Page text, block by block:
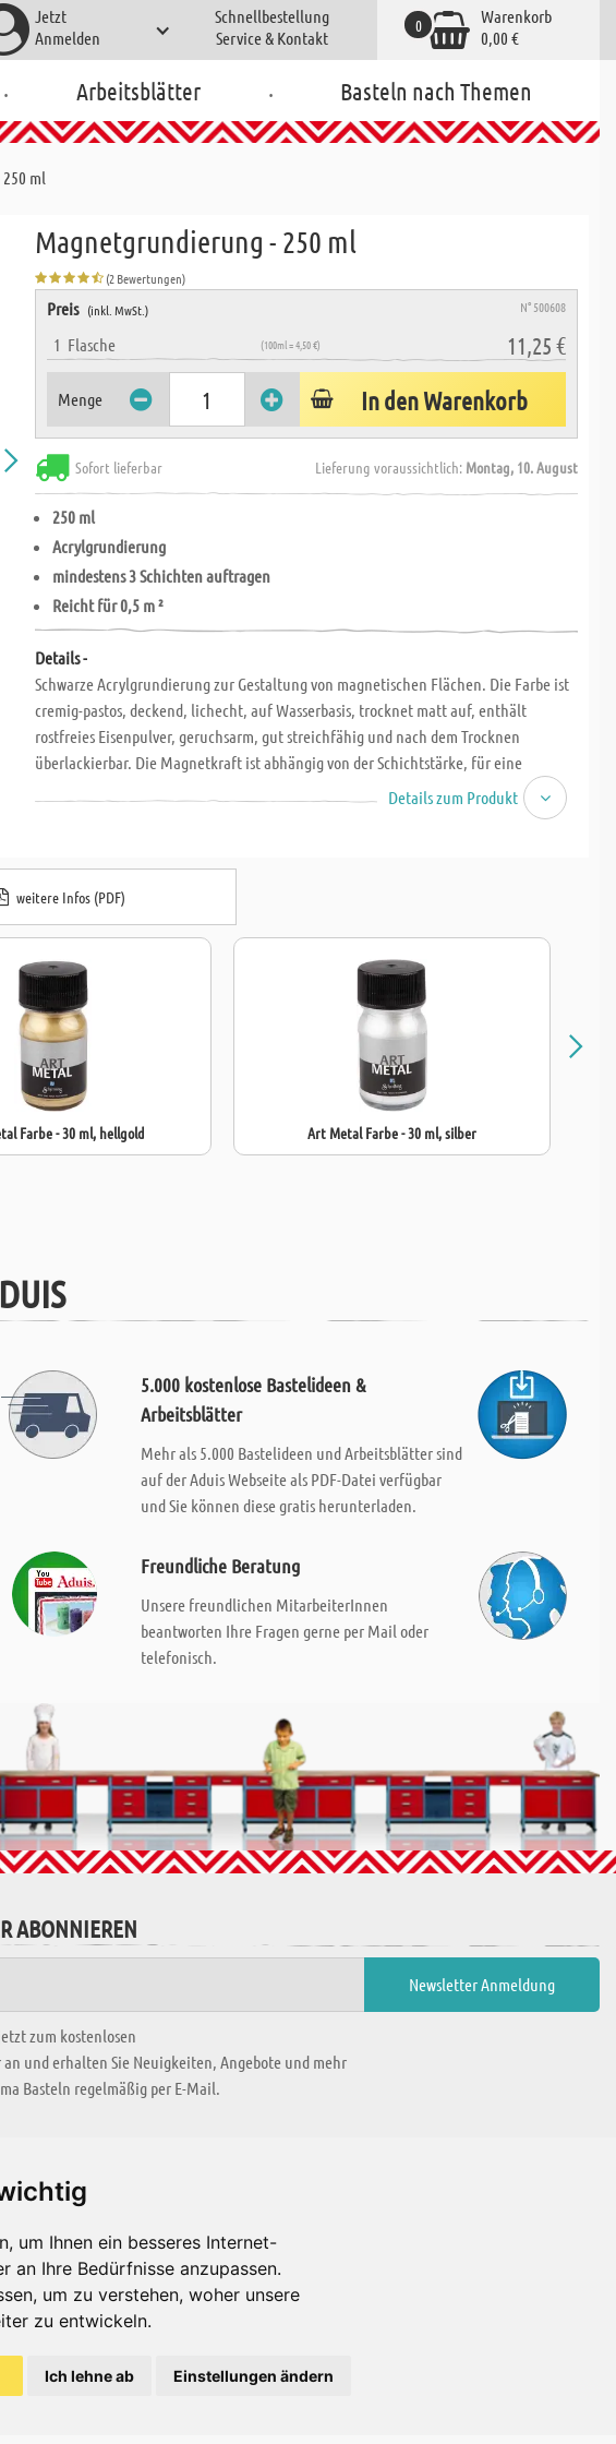
um Ihnen ein besseres Internet-
an Ihre Bedürfnisse anzupassen.
um zu verstehen, woher unsere
zu entwickeln.
Ich lehne ab Einstellungen ändern
Jetzt
Anmelden
Schnellbestellung
Service & Kontakt
Warenkorb
0,00 €
0
. Arbeitsblätter . Basteln nach Themen
ml
Magnetgrundierung - 250 ml
(2 Bewertungen)
Preis (inkl. MwSt.) N° 500608
1 Flasche (100ml = 4,50 €) 11,25 €
Menge In den Warenkorb
Sofort lieferbar Lieferung voraussichtlich: Montag, 10. August
250 ml
Acrylgrundierung
mindestens 3 Schichten auftragen
Reicht für 0,5 m ²
Details -
Schwarze Acrylgrundierung zur Gestaltung von magnetischen Flächen. Die Farbe ist
cremig-pastos, deckend, lichecht, auf Wasserbasis, trocknet matt auf, enthält
rostfreies Eisenpulver, geruchsarm, gut streichfähig und nach dem Trocknen
überlackierbar. Die Magnetkraft ist abhängig von der Schichtstärke, für eine
optimale Wirkung mindestens 3 Schichten auftragen. Zum Grundieren von Holz,
Details zum Produkt
weitere Infos (PDF)
Farbe - 30 ml, hellgold Art Metal Farbe - 30 ml, silber
5.000 kostenlose Bastelideen &
Arbeitsblätter
Mehr als 5.000 Bastelideen und Arbeitsblätter sind
auf der Aduis Webseite als PDF-Datei verfügbar
und Sie können diese gratis herunterladen.
Freundliche Beratung
Unsere freundlichen MitarbeiterInnen
beantworten Ihre Fragen gerne per Mail oder
telefonisch.
ABONNIEREN
zum kostenlosen
an und erhalten Sie Neuigkeiten, Angebote und mehr
Basteln regelmäßig per E-Mail.
Es gibt uns auch in